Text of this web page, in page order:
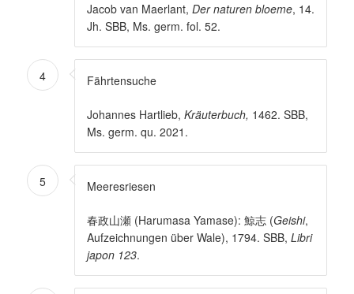
Jacob van Maerlant, Der naturen bloeme, 14.
Jh. SBB, Ms. germ. fol. 52.
4 Fährtensuche
Johannes Hartlieb, Kräuterbuch, 1462. SBB,
Ms. germ. qu. 2021.
5 Meeresriesen
春政山瀬 (Harumasa Yamase): 鯨志 (Geishi,
Aufzeichnungen über Wale), 1794. SBB, Libri
japon 123.